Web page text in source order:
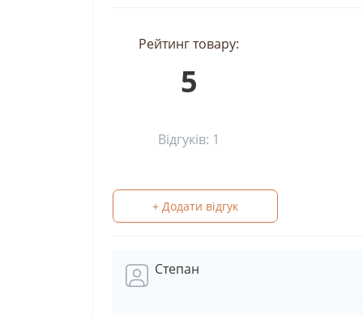
Рейтинг товару:
5
Відгуків: 1
+ Додати відгук
Степан